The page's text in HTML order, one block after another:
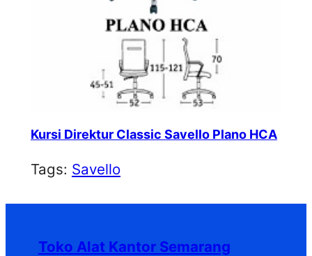
Kursi Direktur Classic Savello Plano HCA
Tags: Savello
Toko Alat Kantor Semarang